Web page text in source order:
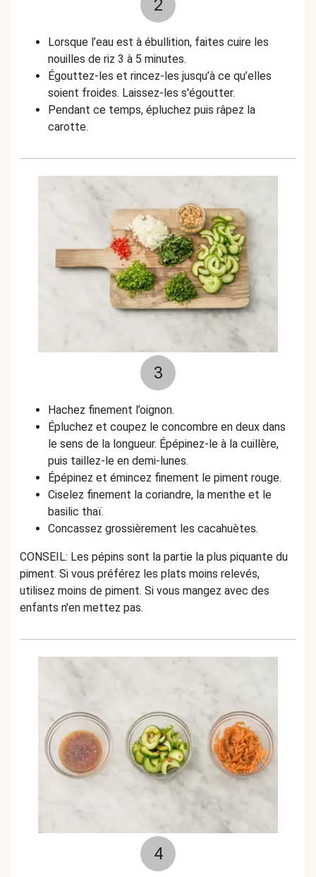
2
Lorsque l’eau est à ébullition, faites cuire les
nouilles de riz 3 à 5 minutes.
Égouttez-les et rincez-les jusqu’à ce qu’elles
soient froides. Laissez-les s'égoutter.
Pendant ce temps, épluchez puis râpez la
carotte.
3
Hachez finement l’oignon.
Épluchez et coupez le concombre en deux dans
le sens de la longueur. Épépinez-le à la cuillère,
puis taillez-le en demi-lunes.
Épépinez et émincez finement le piment rouge.
Ciselez finement la coriandre, la menthe et le
basilic thaï.
Concassez grossièrement les cacahuètes.
CONSEIL: Les pépins sont la partie la plus piquante du
piment. Si vous préférez les plats moins relevés,
utilisez moins de piment. Si vous mangez avec des
enfants n'en mettez pas.
4